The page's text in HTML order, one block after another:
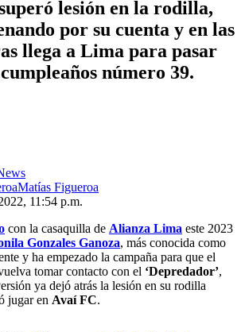
lesión en la rodilla,
por su cuenta y en las
llega a Lima para pasar
número 39.
Matías Figueroa
11:54 p.m.
con la casaquilla de Alianza Lima este 2023
Gonzales Ganoza, más conocida como
y ha empezado la campaña para que el
tomar contacto con el ‘Depredador’,
ya dejó atrás la lesión en su rodilla
jugar en Avaí FC.